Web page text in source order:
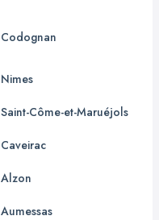
Codognan
Nimes
Saint-Côme-et-Maruéjols
Caveirac
Alzon
Aumessas